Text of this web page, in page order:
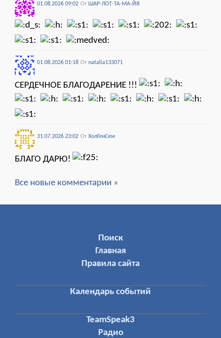
01.08.2026 09:02 От ШАР-ЛОТ-ТА-МА-ЙЯ
01.08.2026 01:18 От natalia133071
СЕРДЕЧНОЕ БЛАГОДАРЕНИЕ !!!
31.07.2026 23:02 От ХолГенСем
БЛАГО ДАРЮ!
Все новые комментарии »
Поиск
Главная
Правила сайта
Календарь событий
TeamSpeak3
Радио